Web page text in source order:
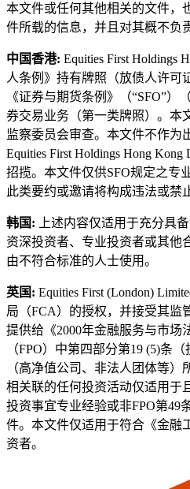
本文件或任何其他相关的文件，
件所载的信息，并且对其概不负
中国香港: Equities First Holdings
人条例》持有牌照（放债人许可
《证券与期货条例》（“SFO”）
券交易业务（第一类牌照）。本
监察委员会审查。本文件不作为
Equities First Holdings Hong
招揽。本文件仅供SFO规定之专
此类要约或邀请将构成违法或禁
韩国:
上述内容仅适用于充分具
资深投资者、专业投资者或其他
由不符合标准的人士使用。
英国: Equities First (London)
局（FCA）的授权，并接受其监
提供给《2000年金融服务与市场
（FPO）中第四部分第19 (5)条
（高净值公司、非法人团体等
相关联的任何投资活动仅适用于
投资事宜专业经验或非FPO第49
件。本文件仅适用于符合《金融
资者。